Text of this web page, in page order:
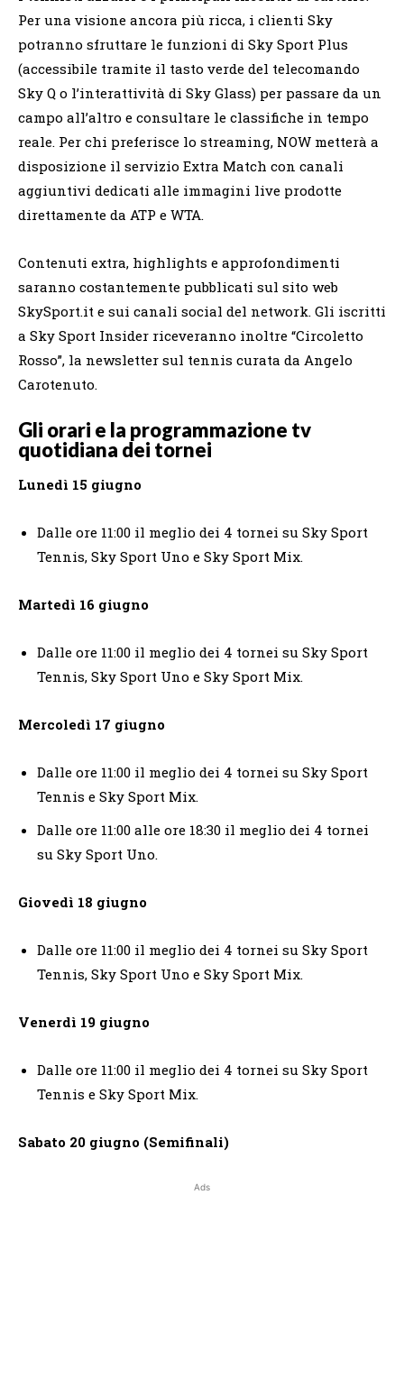
Per una visione ancora più ricca, i clienti Sky
potranno sfruttare le funzioni di Sky Sport Plus
(accessibile tramite il tasto verde del telecomando
Sky Q o l’interattività di Sky Glass) per passare da un
campo all’altro e consultare le classifiche in tempo
reale. Per chi preferisce lo streaming, NOW metterà a
disposizione il servizio Extra Match con canali
aggiuntivi dedicati alle immagini live prodotte
direttamente da ATP e WTA.
Contenuti extra, highlights e approfondimenti
saranno costantemente pubblicati sul sito web
SkySport.it e sui canali social del network. Gli iscritti
a Sky Sport Insider riceveranno inoltre “Circoletto
Rosso”, la newsletter sul tennis curata da Angelo
Carotenuto.
Gli orari e la programmazione tv
quotidiana dei tornei
Lunedì 15 giugno
Dalle ore 11:00 il meglio dei 4 tornei su Sky Sport
Tennis, Sky Sport Uno e Sky Sport Mix.
Martedì 16 giugno
Dalle ore 11:00 il meglio dei 4 tornei su Sky Sport
Tennis, Sky Sport Uno e Sky Sport Mix.
Mercoledì 17 giugno
Dalle ore 11:00 il meglio dei 4 tornei su Sky Sport
Tennis e Sky Sport Mix.
Dalle ore 11:00 alle ore 18:30 il meglio dei 4 tornei
su Sky Sport Uno.
Giovedì 18 giugno
Dalle ore 11:00 il meglio dei 4 tornei su Sky Sport
Tennis, Sky Sport Uno e Sky Sport Mix.
Venerdì 19 giugno
Dalle ore 11:00 il meglio dei 4 tornei su Sky Sport
Tennis e Sky Sport Mix.
Sabato 20 giugno (Semifinali)
Ads